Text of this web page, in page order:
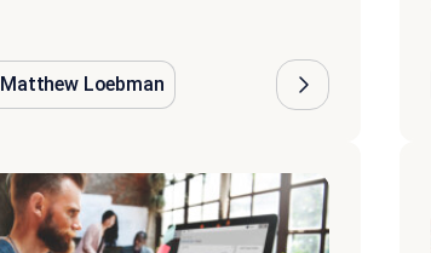
Matthew Loebman